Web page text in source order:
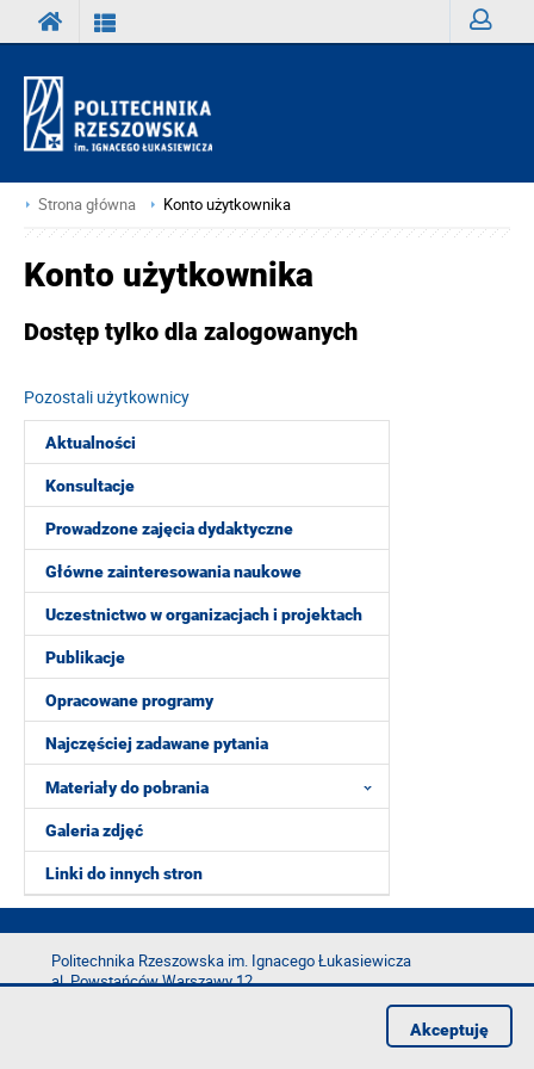
Strona główna Konto użytkownika
Aktualności
Konsultacje
Prowadzone zajęcia dydaktyczne
Główne zainteresowania naukowe
Uczestnictwo w organizacjach i projektach
Publikacje
Opracowane programy
Najczęściej zadawane pytania
Materiały do pobrania
Galeria zdjęć
Linki do innych stron
Konto użytkownika
Dostęp tylko dla zalogowanych
Pozostali użytkownicy
Politechnika Rzeszowska im. Ignacego Łukasiewicza
al. Powstańców Warszawy 12
Akceptuję